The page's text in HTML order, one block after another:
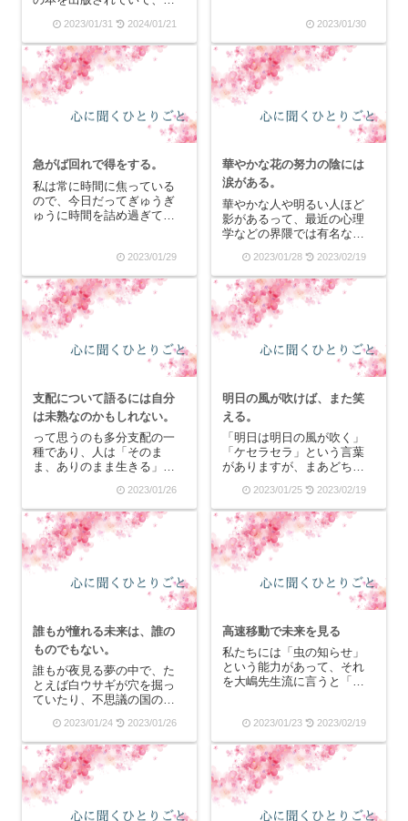
ト」のようになっていま
す。この本もその内の一冊
であり、催眠効果があるの
で読んでいるだけで内容は
分からなくても、無意識に
何かしらの変化があるかも
2023/01/31 2024/01/21
を保とうだなんて自分では
思ってはいないかもしれな
いけれど、生まれた時から
成長してどんどん上へと伸
びていって枝葉を伸ばし
て...
2023/01/30
急がば回れで得をする。
私は常に時間に焦っている
ので、今日だってぎゅうぎ
ゅうに時間を詰め過ぎて、
た。(簡易書留なので、宅配
ボックスやポスト使えない
のが辛い)で、なんでこんな
ことになったのかという
と、昨日サロンの撤収作...
2023/01/29
華やかな花の努力の陰には
涙がある。
華やかな人や明るい人ほど
影があるって、最近の心理
学などの界隈では有名なん
るい人ほど努力家であった
り、はたまた暗い人がじゃ
あ努力家でないのか？とい
うとそういうことでもない
と思うんです。なぜ、人
は“明るい”“暗い”に区別...
2023/01/28 2023/02/19
支配について語るには自分
は未熟なのかもしれない。
って思うのも多分支配の一
種であり、人は「そのま
ま、ありのまま生きる」と
かもしれません。だって、
自由に生きようと思った
ら、あの人が邪魔してく
る！というのは私の中でし
ょっちゅうあって、じゃあ
その邪魔なんか気にせずに
好きな...
2023/01/26
明日の風が吹けば、また笑
える。
「明日は明日の風が吹く」
「ケセラセラ」という言葉
がありますが、まあどちら
っても、人生なんとかなる
はず」みたいな意味の言葉
ですね。今、『チクチク・
いやみ・理不尽と感じる
「ほんのひと言」に傷つか
なくなる本』を再読してい
2023/01/25 2023/02/19
誰もが憧れる未来は、誰の
ものでもない。
誰もが夜見る夢の中で、た
とえば白ウサギが穴を掘っ
ていたり、不思議の国のワ
穴があったり…人が比較的
よく見る夢のランキングに
「落ちる夢」というのがあ
るらしい。私は落ちる夢よ
り「死ぬ夢」をはるかに多
く見ていて、その死に方
2023/01/24 2023/01/26
高速移動で未来を見る
私たちには「虫の知らせ」
という能力があって、それ
を大嶋先生流に言うと「い
ちは知っているから」とな
るのですしょう。ある時間
軸の私はお金がなくてとて
も貧困だけど、ある時間軸
の私はとても裕福で有り
余...
2023/01/23 2023/02/19